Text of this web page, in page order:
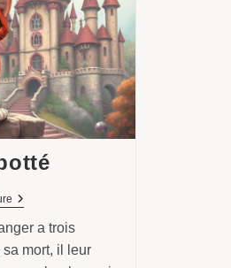
Le
Bottéa trois
mort, il leur